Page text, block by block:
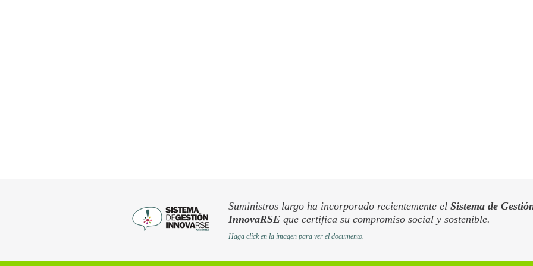
Suministros largo ha incorporado recientemente el Sistema de
InnovaRSE que certifica su compromiso social y sostenible.
Haga click en la imagen para ver el documento.